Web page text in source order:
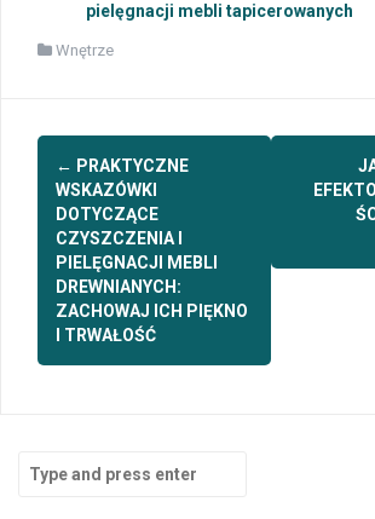
pielęgnacji mebli tapicerowanych
Wnętrze
Post
navigation
← PRAKTYCZNE
WSKAZÓWKI
DOTYCZĄCE
CZYSZCZENIA I
PIELĘGNACJI MEBLI
DREWNIANYCH:
ZACHOWAJ ICH PIĘKNO
I TRWAŁOŚĆ
Search
for: